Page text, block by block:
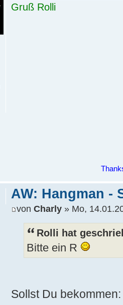
Gruß Rolli
AW: Hangman -
von Charly » Mo,
Rolli hat
Bitte ein R
Sollst Du bekommen: